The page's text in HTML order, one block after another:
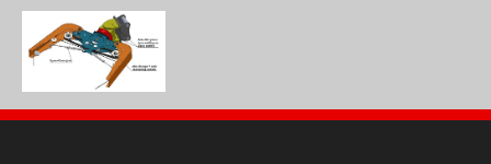
Show larger version